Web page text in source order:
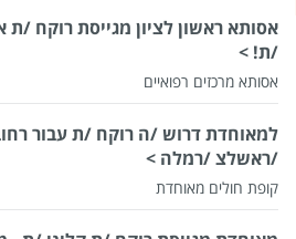
אסותא ראשון לציון מגייסת רוקח /ת
/ת! >
אסותא מרכזים רפואיים
למאוחדת דרוש /ה רוקח /ת עבור
/ראשלצ /רמלה >
קופת חולים מאוחדת